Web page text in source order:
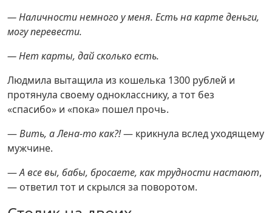
— Наличности немного у меня. Есть на карте деньги,
могу перевести.
— Нет карты, дай сколько есть.
Людмила вытащила из кошелька 1300 рублей и
протянула своему однокласснику, а тот без
«спасибо» и «пока» пошел прочь.
—Вить, а Лена-то как?!— крикнула вслед уходящему
мужчине.
—А все вы, бабы, бросаете, как трудности настают,
— ответил тот и скрылся за поворотом.